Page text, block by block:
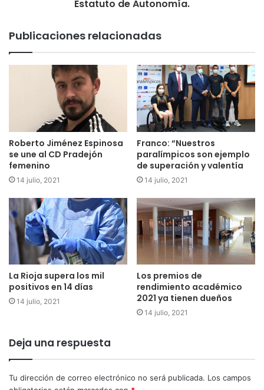
Estatuto de Autonomía.
Publicaciones relacionadas
Roberto Jiménez Espinosa
se une al CD Pradejón
femenino
14 julio, 2021
Franco: “Nuestros
paralímpicos son ejemplo
de superación y valentía
14 julio, 2021
La Rioja supera los mil
positivos en 14 días
14 julio, 2021
Los premios de
rendimiento académico
2021 ya tienen dueños
14 julio, 2021
Deja una respuesta
Tu dirección de correo electrónico no será publicada. Los campos